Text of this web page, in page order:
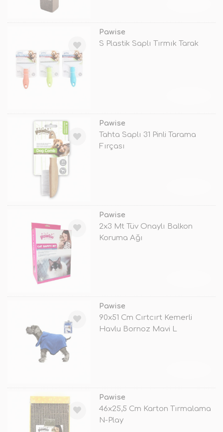
Pawise
S Plastik Saplı Tırmık Tarak
Pawise
Tahta Saplı 31 Pinli Tarama
Fırçası
Pawise
2x3 Mt Tüv Onaylı Balkon
Koruma Ağı
Pawise
90x51 Cm Cırtcırt Kemerli
Havlu Bornoz Mavi L
Pawise
46x25,5 Cm Karton Tırmalama
N-Play